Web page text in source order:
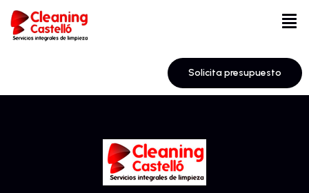
Solicita presupuesto